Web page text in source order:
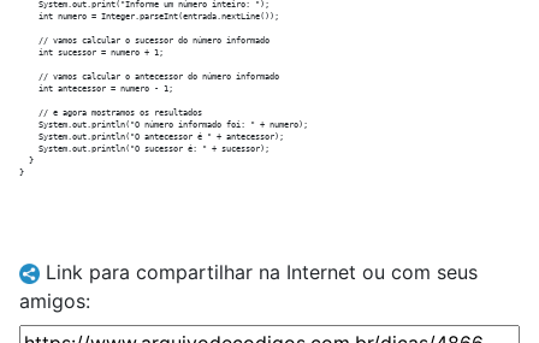
    System.out.print("Informe um número inteiro: ");
    int numero = Integer.parseInt(entrada.nextLine());
    // vamos calcular o sucessor do número informado
    int sucessor = numero + 1;
    // vamos calcular o antecessor do número informado
    int antecessor = numero - 1;
    // e agora mostramos os resultados
    System.out.println("O número informado foi: " + numero);
    System.out.println("O antecessor é " + antecessor);
    System.out.println("O sucessor é: " + sucessor);
  }
Link para compartilhar na Internet ou com seus
amigos: